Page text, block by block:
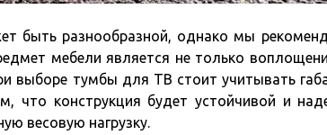
быть разнообразной, однако мы
мебели является не только
выборе тумбы для ТВ стоит учитывать
что конструкция будет устойчивой и
весовую нагрузку.